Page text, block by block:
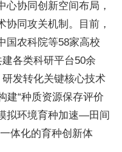
心协同创新空间布局，
同攻关机制。目前，
国农科院等58家高校
各类科研平台50余
发转化关键核心技术
建“种质资源保存评价
拟环境育种加速—田间
体化的育种创新体